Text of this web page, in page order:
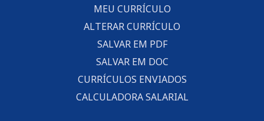
MEU CURRÍCULO
ALTERAR CURRÍCULO
SALVAR EM PDF
SALVAR EM DOC
CURRÍCULOS ENVIADOS
CALCULADORA SALARIAL